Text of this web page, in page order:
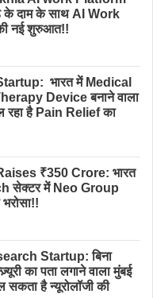
दाम के साथ AI Work
नई शुरुआत!!
भारत में Medical
Device बनाने वाला
रहा है Pain Relief का
₹350 Crore: भारत
सेक्टर में Neo Group
Startup: बिना
का पता लगाने वाला मुंबई
सकता है न्यूरोलॉजी की